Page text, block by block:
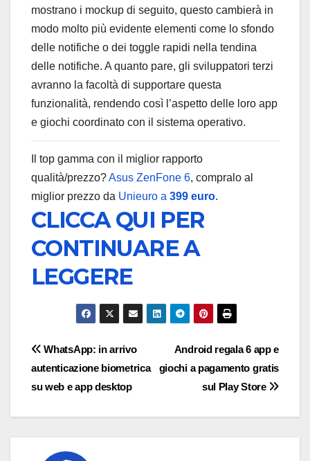
mostrano i mockup di seguito, questo cambierà in
modo molto più evidente elementi come lo sfondo
delle notifiche o dei toggle rapidi nella tendina
delle notifiche. A quanto pare, gli sviluppatori terzi
avranno la facoltà di supportare questa
funzionalità, rendendo così l’aspetto delle loro app
e giochi coordinato con il sistema operativo.
Il top gamma con il miglior rapporto
qualità/prezzo?Asus ZenFone 6, compralo al
miglior prezzo da Unieuro a 399 euro.
CLICCA QUI PER
CONTINUARE A
LEGGERE
Navigazione
articoli
Android regala 6 app e
giochi a pagamento gratis
sul Play Store
WhatsApp: in arrivo
autenticazione biometrica
su web e app desktop